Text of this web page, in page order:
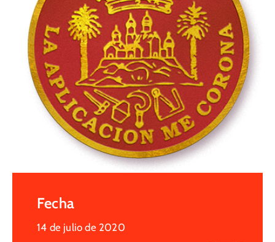
Fecha
14 de julio de 2020